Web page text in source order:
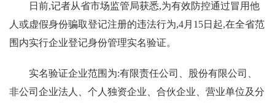
日前,记者从省市场监管局获悉,为有效防控通过冒用他
人或虚假身份骗取登记注册的违法行为,4月15日起,在全省范
围内实行企业登记身份管理实名验证。
实名验证企业范围为:有限责任公司、股份有限公司、
非公司企业法人、个人独资企业、合伙企业、营业单位及分